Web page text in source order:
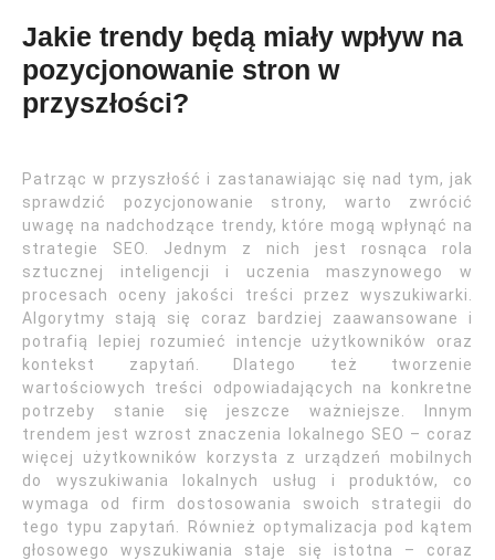
Jakie trendy będą miały wpływ na
pozycjonowanie stron w
przyszłości?
Patrząc w przyszłość i zastanawiając się nad tym, jak
sprawdzić pozycjonowanie strony, warto zwrócić
uwagę na nadchodzące trendy, które mogą wpłynąć na
strategie SEO. Jednym z nich jest rosnąca rola
sztucznej inteligencji i uczenia maszynowego w
procesach oceny jakości treści przez wyszukiwarki.
Algorytmy stają się coraz bardziej zaawansowane i
potrafią lepiej rozumieć intencje użytkowników oraz
kontekst zapytań. Dlatego też tworzenie
wartościowych treści odpowiadających na konkretne
potrzeby stanie się jeszcze ważniejsze. Innym
trendem jest wzrost znaczenia lokalnego SEO – coraz
więcej użytkowników korzysta z urządzeń mobilnych
do wyszukiwania lokalnych usług i produktów, co
wymaga od firm dostosowania swoich strategii do
tego typu zapytań. Również optymalizacja pod kątem
głosowego wyszukiwania staje się istotna – coraz